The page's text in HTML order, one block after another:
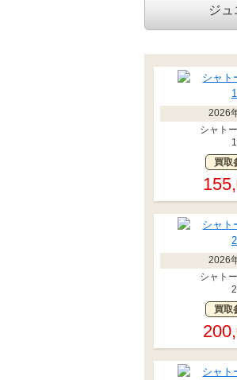
ジュ
2026
シャト
買取
2026
シャト
買取